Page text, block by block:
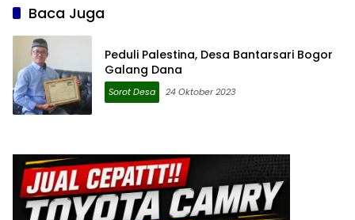
Baca Juga
Peduli Palestina, Desa Bantarsari Bogor
Galang Dana
Sorot Desa 24 Oktober 2023